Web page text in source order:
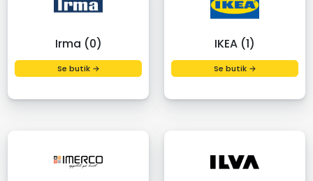
Irma (0)
Se butik →
IKEA (1)
Se butik →